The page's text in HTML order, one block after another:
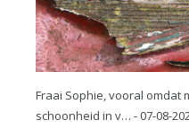
Fraai Sophie, vooral omdat
schoonheid in v… - 07-08-